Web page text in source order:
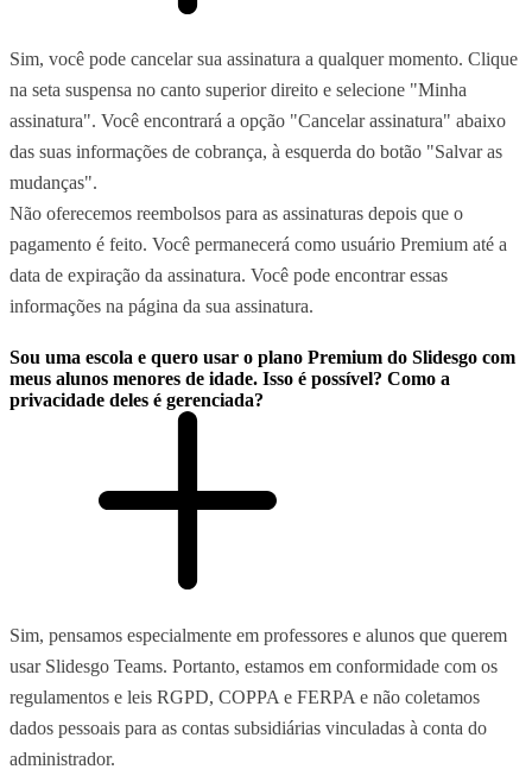
Sim, você pode cancelar sua assinatura a qualquer momento. Clique
na seta suspensa no canto superior direito e selecione "Minha
assinatura". Você encontrará a opção "Cancelar assinatura" abaixo
das suas informações de cobrança, à esquerda do botão "Salvar as
mudanças".
Não oferecemos reembolsos para as assinaturas depois que o
pagamento é feito. Você permanecerá como usuário Premium até a
data de expiração da assinatura. Você pode encontrar essas
informações na página da sua assinatura.
Sou uma escola e quero usar o plano Premium do Slidesgo com
meus alunos menores de idade. Isso é possível? Como a
privacidade deles é gerenciada?
Sim, pensamos especialmente em professores e alunos que querem
usar Slidesgo Teams. Portanto, estamos em conformidade com os
regulamentos e leis RGPD, COPPA e FERPA e não coletamos
dados pessoais para as contas subsidiárias vinculadas à conta do
administrador.